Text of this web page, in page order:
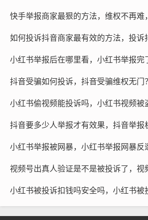
局）或当地网信办电话举报，把证据打
末，这些渠道对虚假广告和诈骗的打击
第四步：找专业团队协助
定、或者对方账号已注销，这时候别硬
团队帮助，一些法律维权机构、网络安
证、写举报函、甚至对接平台高管，效
多，比如找“网络侵权举报中心”或“虚假
环境，遇到那种“一眼假”的玩意儿，
手指，让作假者付出代价。